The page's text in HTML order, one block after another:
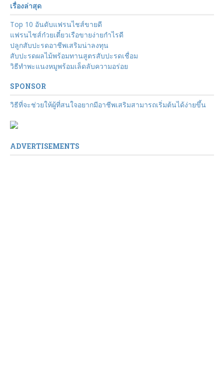
เรื่องล่าสุด
Top 10 อันดับแฟรนไชส์ขายดี
แฟรนไชส์ก๋วยเตี๋ยวเรือขายง่ายกำไรดี
ปลูกสับปะรดอาชีพเสริมน่าลงทุน
สับปะรดผลไม้พร้อมทานสูตรสับปะรดเชื่อม
วิธีทำพะแนงหมูพร้อมเล็ดลับความอร่อย
SPONSOR
วิธีที่จะช่วยให้ผู้ที่สนใจอยากมีอาชีพเสริมสามารถเริ่มต้นได้ง่ายขึ้น
ADVERTISEMENTS